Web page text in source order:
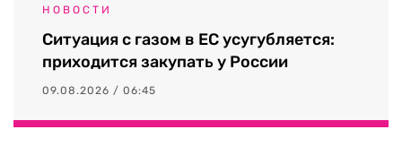
НОВОСТИ
Ситуация с газом в ЕС усугубляется:
приходится закупать у России
09.08.2026 / 06:45